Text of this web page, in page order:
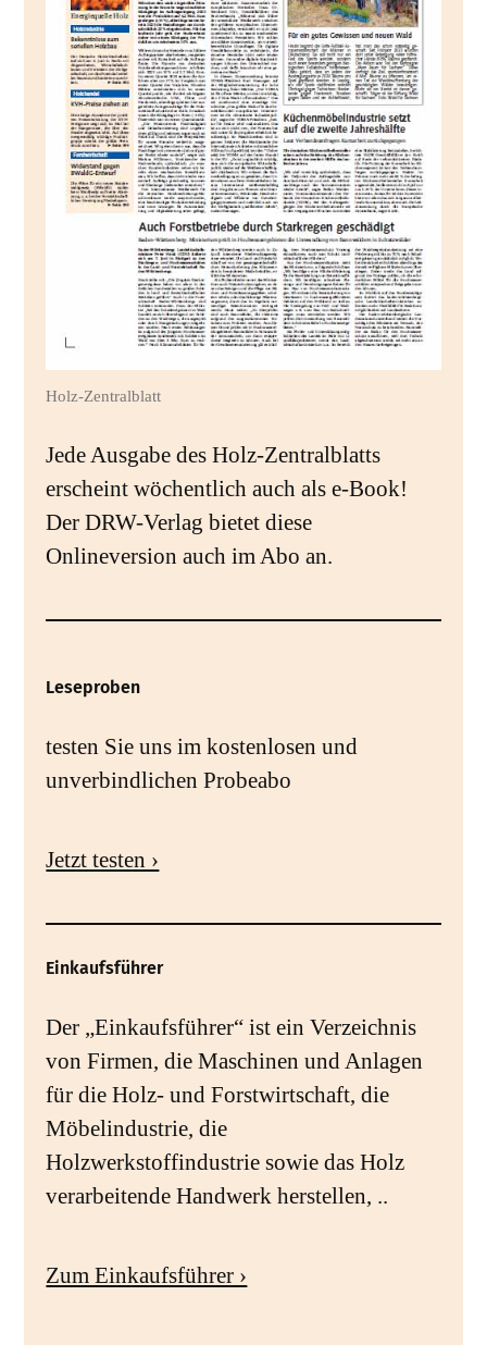
Holz-Zentralblatt
Jede Ausgabe des Holz-Zentralblatts
erscheint wöchentlich auch als e-Book!
Der DRW-Verlag bietet diese
Onlineversion auch im Abo an.
Leseproben
testen Sie uns im kostenlosen und
unverbindlichen Probeabo
Jetzt testen ›
Einkaufsführer
Der „Einkaufsführer“ ist ein Verzeichnis
von Firmen, die Maschinen und Anlagen
für die Holz- und Forstwirtschaft, die
Möbelindustrie, die
Holzwerkstoffindustrie sowie das Holz
verarbeitende Handwerk herstellen, ..
Zum Einkaufsführer ›